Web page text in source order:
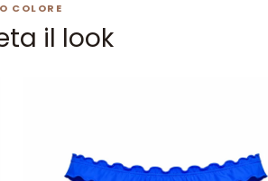
COLORE
il look